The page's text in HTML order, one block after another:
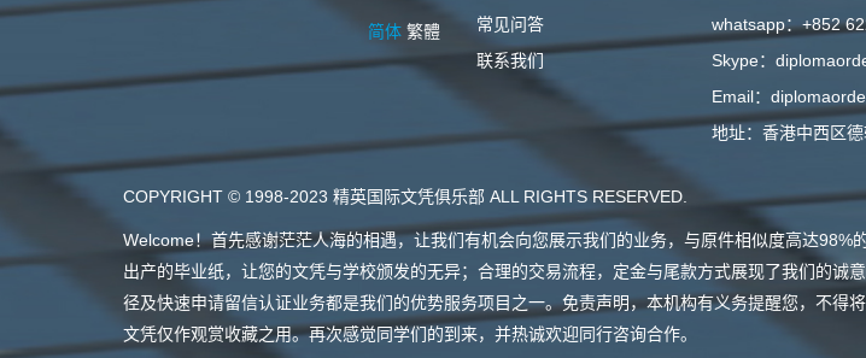
简体 繁體
常见问答
联系我们
whatsapp：+852
Skype：
Email：
地址：香港中西区
COPYRIGHT © 1998-2023 精英国际文凭俱乐部 ALL RIGHTS RESERVED.
Welcome！首先感谢茫茫人海的相遇，让我们有机会向您展示我们的业务，与原件相似度高达
出产的毕业纸，让您的文凭与学校颁发的无异；合理的交易流程，定金与尾款方式展现了我们的
径及快速申请留信认证业务都是我们的优势服务项目之一。免责声明，本机构有义务提醒您，不
文凭仅作观赏收藏之用。再次感觉同学们的到来，并热诚欢迎同行咨询合作。